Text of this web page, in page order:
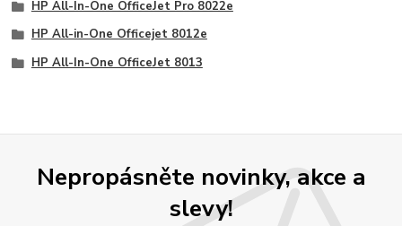
HP All-In-One OfficeJet Pro 8022e
HP All-in-One Officejet 8012e
HP All-In-One OfficeJet 8013
Nepropásněte novinky, akce a
slevy!